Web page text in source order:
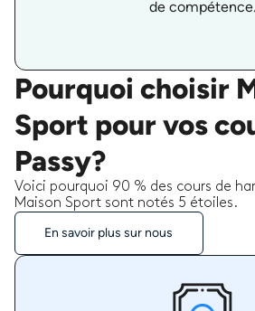
de compétence.
Pourquoi choisir
Sport pour vos
Passy?
Voici pourquoi 90 % des cours de
Maison Sport sont notés 5 étoiles.
En savoir plus sur nous